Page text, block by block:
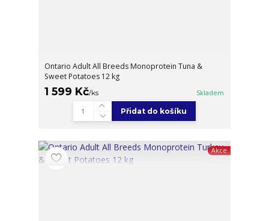
Ontario Adult All Breeds Monoprotein Tuna &
Sweet Potatoes 12 kg
1 599 Kč/ks Skladem
Přidat do košíku
Akce